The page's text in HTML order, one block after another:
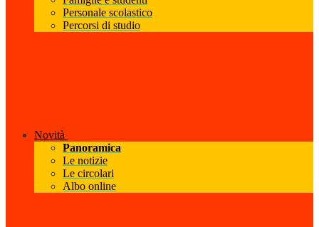
Personale scolastico
Percorsi di studio
Novità
Panoramica
Le notizie
Le circolari
Albo online